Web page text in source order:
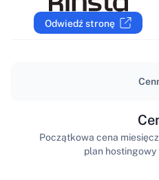
PL
Odwiedź stronę
Początkowa cena
plan